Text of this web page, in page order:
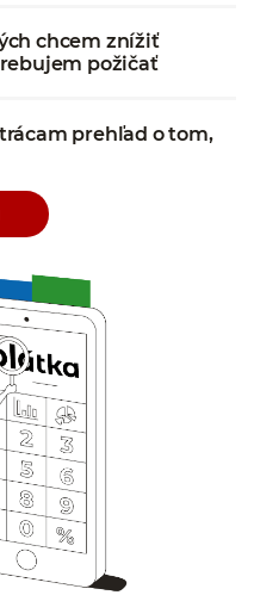
chcem znížiť
požičať
prehľad o tom,